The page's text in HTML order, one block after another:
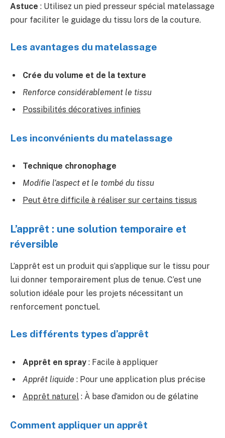
Astuce : Utilisez un pied presseur spécial matelassage
pour faciliter le guidage du tissu lors de la couture.
Les avantages du matelassage
Crée du volume et de la texture
Renforce considérablement le tissu
Possibilités décoratives infinies
Les inconvénients du matelassage
Technique chronophage
Modifie l’aspect et le tombé du tissu
Peut être difficile à réaliser sur certains tissus
L’apprêt : une solution temporaire et
réversible
L’apprêt est un produit qui s’applique sur le tissu pour
lui donner temporairement plus de tenue. C’est une
solution idéale pour les projets nécessitant un
renforcement ponctuel.
Les différents types d’apprêt
Apprêt en spray : Facile à appliquer
Apprêt liquide : Pour une application plus précise
Apprêt naturel : À base d’amidon ou de gélatine
Comment appliquer un apprêt